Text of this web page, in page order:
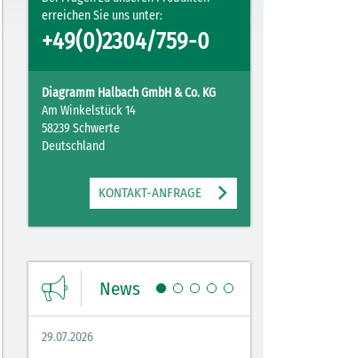
erreichen Sie uns unter:
+49(0)2304/759-0
Diagramm Halbach GmbH & Co. KG
Am Winkelstück 14
58239 Schwerte
Deutschland
KONTAKT-ANFRAGE
News
29.07.2026